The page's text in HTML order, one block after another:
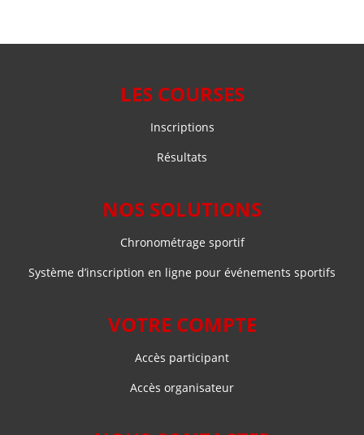
LES COURSES
Inscriptions
Résultats
NOS SOLUTIONS
Chronométrage sportif
Système d’inscription en ligne pour événements sportifs
VOTRE COMPTE
Accès participant
Accès organisateur